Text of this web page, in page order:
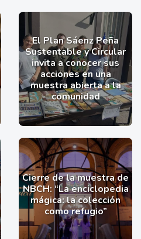
El Plan Sáenz Peña
Sustentable y Circular
invita a conocer sus
acciones en una
muestra abierta a la
comunidad
Cierre de la muestra de
NBCH: “La enciclopedia
mágica: la colección
como refugio”